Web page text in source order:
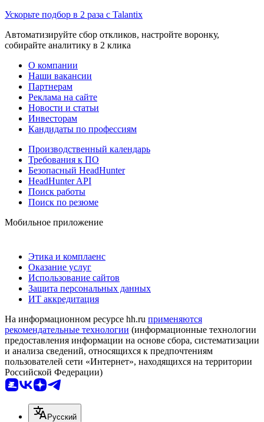
Ускорьте подбор в 2 раза с Talantix
Автоматизируйте сбор откликов, настройте воронку,
собирайте аналитику в 2 клика
О компании
Наши вакансии
Партнерам
Реклама на сайте
Новости и статьи
Инвесторам
Кандидаты по профессиям
Производственный календарь
Требования к ПО
Безопасный HeadHunter
HeadHunter API
Поиск работы
Поиск по резюме
Мобильное приложение
Этика и комплаенс
Оказание услуг
Использование сайтов
Защита персональных данных
ИТ аккредитация
На информационном ресурсе hh.ru применяются
рекомендательные технологии (информационные технологии
предоставления информации на основе сбора, систематизации
и анализа сведений, относящихся к предпочтениям
пользователей сети «Интернет», находящихся на территории
Российской Федерации)
Русский